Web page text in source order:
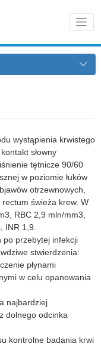
wystąpienia krwistego
słowny
tętnicze 90/60
w poziomie łuków
otrzewnowych,
świeża krew. W
RBC 2,9 mln/mm3,
INR 1,9.
po przebytej infekcji
stwierdzenia:
płynami
w celu opanowania
najbardziej
dolnego odcinka
kontrolne badania krwi